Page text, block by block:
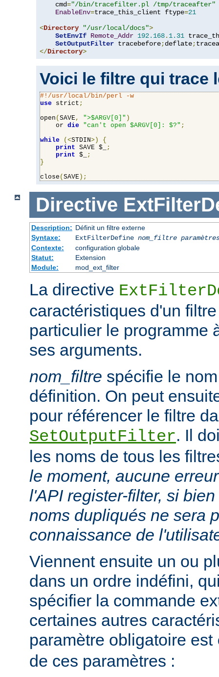
    cmd
="/bin/tracefilter.pl /tmp/traceafter"
EnableEnv=trace_this_client ftype=21
<Directory "/usr/local/docs">
SetEnvIf Remote_Addr 192.168. 1.31
SetOutputFilter tracebefore;deflate;
</Directory>
Voici le filtre qui trace
#!/usr/local/bin/perl -w
use strict ;
open ( SAVE, ">$ARGV[0]" )
    or
die "can't open $ARGV[0]: $?" ;
while
(<STDIN>)
{
print SAVE $_
;
print $_
;
}
close ( SAVE );
Directive
Description: Définit un filtre externe
Syntaxe:
ExtFilterDefine nom_filtre
Contexte:
configuration globale
Statut:
Extension
Module:
mod_ext_filter
La directive
caractéristiques d'un
particulier le programme
ses arguments.
nom_filtre spécifie le
définition. On peut
pour référencer le filtre
SetOutputFilter. Il
les noms de tous les
le moment, aucune
l'API register-filter, si
noms dupliqués ne sera
connaissance de
Viennent ensuite un ou
dans un ordre indéfini,
spécifier la commande
certaines autres
paramètre obligatoire est
de ces paramètres :